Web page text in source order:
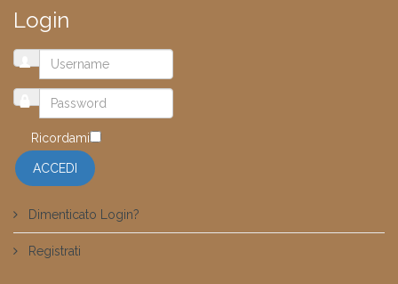
Login
Ricordami
ACCEDI
Dimenticato Login?
Registrati